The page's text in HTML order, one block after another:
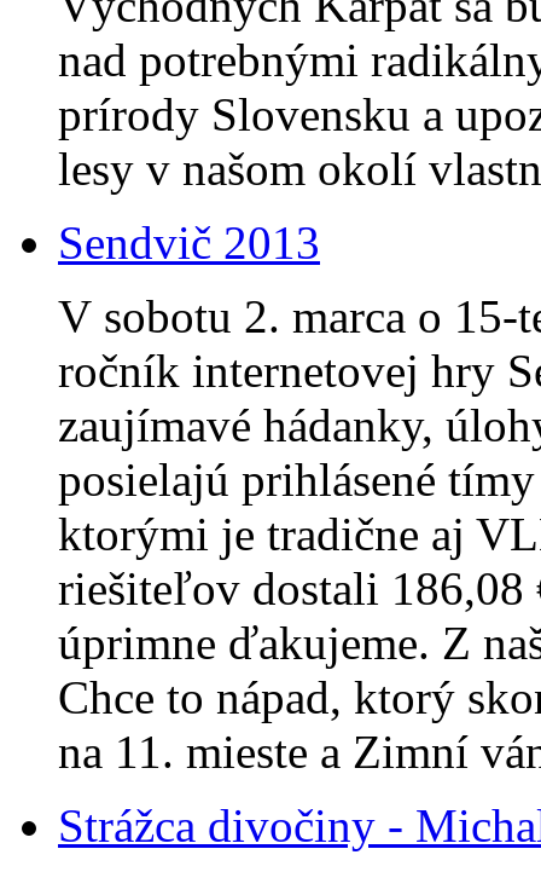
nad potrebnými
prírody Slovensku a
lesy v našom okolí
Sendvič 2013
V sobotu 2. marca o 15-
ročník internetovej hry
zaujímavé hádanky,
posielajú prihlásené
ktorými je tradične aj
riešiteľov dostali 186,08
úprimne ďakujeme. Z
Chce to nápad, ktorý
na 11. mieste a Zimní
Strážca divočiny -